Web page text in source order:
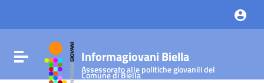
Attiva / disattiva la navigazione
Informagiovani Biella
Assessorato alle politiche giovanili del
Comune di Biella